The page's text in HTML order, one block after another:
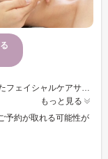
イプセン化粧品の美に対するコンセプトを形にしたフェイシャルケアサロン≪Be house 行徳店≫。 徹底的に天然素材にこだわった『自然治癒力』を促すイプセンの基礎化粧品シリーズを用いて、あなたの肌を『健康的な肌』『美しい肌』に導きます。美顔後のメイクも、お肌を明るく健康的に見せる、イプセンのメイクアップシリーズをお使いいただけます。 私達≪Be house≫が考えている事…それは『お客様が喜び、私達も喜べる』―…そんな関係作りを原点に営業しています。多くのお客様に喜んで頂く為、施術料を低価格でお客様に提供しています。また、高額チケット販売やローン等の押売りも一切ありませんので安心してご来店下さい。 お客様ご自身が、『本当にみずみずしくなれた』『本当に綺麗になった』と、実感して頂ける事ではじめて私達≪Be house≫の存在理由が見出せると考えています。ぜひ一度お試し下さい。
もっと見る
予約が取れる可能性が